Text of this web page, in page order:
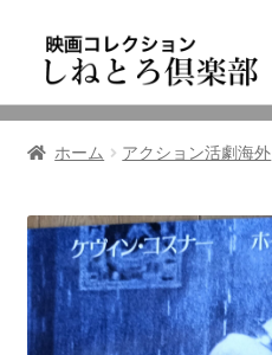
ゲ
シ
ン
へ
ス
キ
ッ
テ
ツ
ス
キ
ッ
プ
ニュース
東三河の映画館
しねとろ倶楽部について
ホーム アクション活劇海外